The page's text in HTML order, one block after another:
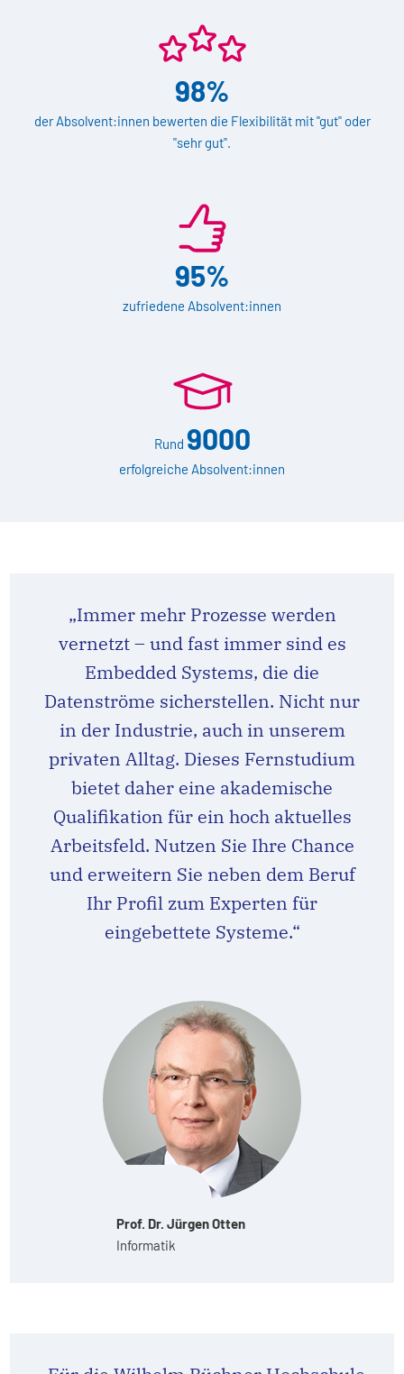
98%
der Absolvent:innen bewerten die Flexibilität mit "gut" oder
"sehr gut".
95%
zufriedene Absolvent:innen
Rund 9000
erfolgreiche Absolvent:innen
„Immer mehr Prozesse werden
vernetzt – und fast immer sind es
Embedded Systems, die die
Datenströme sicherstellen. Nicht nur
in der Industrie, auch in unserem
privaten Alltag. Dieses Fernstudium
bietet daher eine akademische
Qualifikation für ein hoch aktuelles
Arbeitsfeld. Nutzen Sie Ihre Chance
und erweitern Sie neben dem Beruf
Ihr Profil zum Experten für
eingebettete Systeme.“
Prof. Dr. Jürgen Otten
Informatik